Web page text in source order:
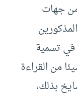
جهات
في تسمية
من القراءة
بذلك،